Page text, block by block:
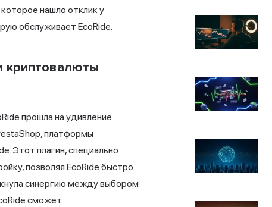
нашло отклик у
обслуживает EcoRide.
криптовалюты
прошла на удивление
платформы
Этот плагин, специально
позволяя EcoRide быстро
синергию между выбором
сможет